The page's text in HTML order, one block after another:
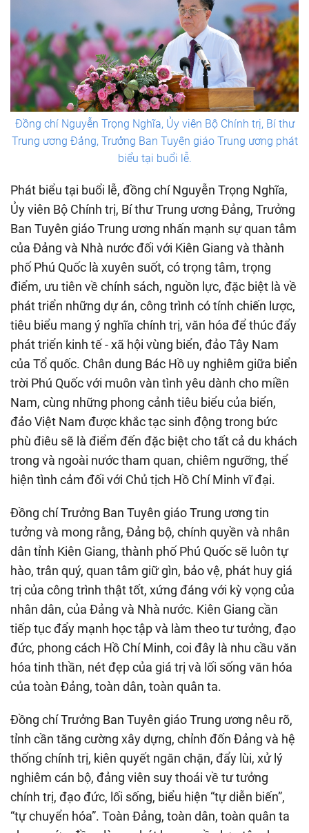
Đồng chí Nguyễn Trọng Nghĩa, Ủy viên Bộ Chính trị, Bí thư
Trung ương Đảng, Trưởng Ban Tuyên giáo Trung ương phát
biểu tại buổi lễ.
Phát biểu tại buổi lễ, đồng chí Nguyễn Trọng Nghĩa,
Ủy viên Bộ Chính trị, Bí thư Trung ương Đảng, Trưởng
Ban Tuyên giáo Trung ương nhấn mạnh sự quan tâm
của Đảng và Nhà nước đối với Kiên Giang và thành
phố Phú Quốc là xuyên suốt, có trọng tâm, trọng
điểm, ưu tiên về chính sách, nguồn lực, đặc biệt là về
phát triển những dự án, công trình có tính chiến lược,
tiêu biểu mang ý nghĩa chính trị, văn hóa để thúc đẩy
phát triển kinh tế - xã hội vùng biển, đảo Tây Nam
của Tổ quốc. Chân dung Bác Hồ uy nghiêm giữa biển
trời Phú Quốc với muôn vàn tình yêu dành cho miền
Nam, cùng những phong cảnh tiêu biểu của biển,
đảo Việt Nam được khắc tạc sinh động trong bức
phù điêu sẽ là điểm đến đặc biệt cho tất cả du khách
trong và ngoài nước tham quan, chiêm ngưỡng, thể
hiện tình cảm đối với Chủ tịch Hồ Chí Minh vĩ đại.
Đồng chí Trưởng Ban Tuyên giáo Trung ương tin
tưởng và mong rằng, Đảng bộ, chính quyền và nhân
dân tỉnh Kiên Giang, thành phố Phú Quốc sẽ luôn tự
hào, trân quý, quan tâm giữ gìn, bảo vệ, phát huy giá
trị của công trình thật tốt, xứng đáng với kỳ vọng của
nhân dân, của Đảng và Nhà nước. Kiên Giang cần
tiếp tục đẩy mạnh học tập và làm theo tư tưởng, đạo
đức, phong cách Hồ Chí Minh, coi đây là nhu cầu văn
hóa tinh thần, nét đẹp của giá trị và lối sống văn hóa
của toàn Đảng, toàn dân, toàn quân ta.
Đồng chí Trưởng Ban Tuyên giáo Trung ương nêu rõ,
tỉnh cần tăng cường xây dựng, chỉnh đốn Đảng và hệ
thống chính trị, kiên quyết ngăn chặn, đẩy lùi, xử lý
nghiêm cán bộ, đảng viên suy thoái về tư tưởng
chính trị, đạo đức, lối sống, biểu hiện “tự diễn biến”,
“tự chuyển hóa”. Toàn Đảng, toàn dân, toàn quân ta